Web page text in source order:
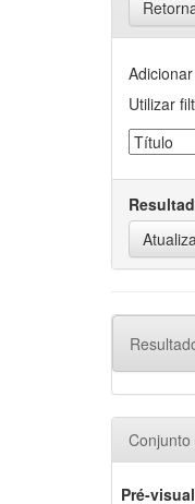
Utilizar
Pré-